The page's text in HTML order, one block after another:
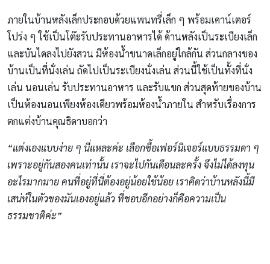
ภายในบ้านหลังเล็กประกอบด้วยแพนทรี่เล็ก ๆ พร้อมเคาน์เตอร์
โปร่ง ๆ ใช้เป็นโต๊ะรับประทานอาหารได้ ด้านหลังเป็นระเบียงเล็ก
และบันไดลงไปยังสวน มีห้องน้ำขนาดเล็กอยู่ใกล้กัน ส่วนกลางของ
บ้านเป็นที่นั่งเล่น ถัดไปเป็นระเบียงนั่งเล่น ส่วนนี้ใช้เป็นทั้งที่นั่ง
เล่น นอนเล่น รับประทานอาหาร และรับแขก ส่วนสุดท้ายของบ้าน
เป็นห้องนอนเพียงห้องเดียวพร้อมห้องน้ำภายใน สำหรับเรื่องการ
ตกแต่งบ้านคุณธิดาบอกว่า
“แต่งเองแบบง่าย ๆ นี่แหละค่ะ เลือกซื้อเฟอร์นิเจอร์แบบธรรมดา ๆ
เพราะอยู่กันสองคนเท่านั้น เราจะไปกันเดือนละครั้ง จึงไม่ได้ลงทุน
อะไรมากมาย คนที่อยู่ที่นี่ต้องอยู่น้อยใช้น้อย เราคิดว่าบ้านหลังนี้มี
เสน่ห์ในตัวของมันเองอยู่แล้ว ที่ชอบอีกอย่างก็คือความเป็น
ธรรมชาติค่ะ”